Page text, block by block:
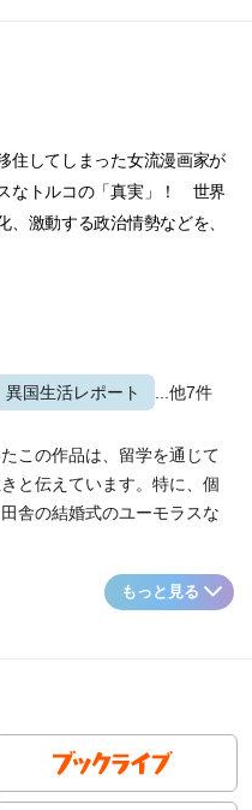
住してしまった女流漫画家が
なトルコの「真実」！ 世界
激動する政治情勢などを、
異国生活レポート ...他7件
この作品は、留学を通じて
と伝えています。特に、個
舎の結婚式のユーモラスな
もっと見る